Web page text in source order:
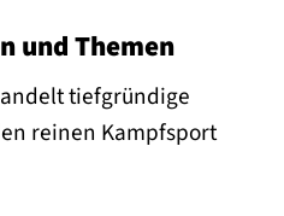
und Themen
tiefgründige
reinen Kampfsport